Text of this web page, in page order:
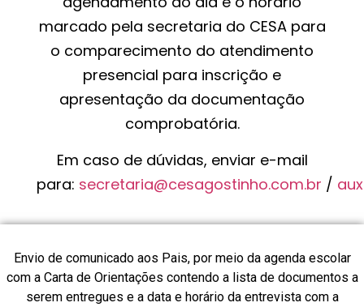
marcado pela secretaria do CESA para
o comparecimento do atendimento
presencial para inscrição e
apresentação da documentação
comprobatória.
Em caso de dúvidas, enviar e-mail
para: secretaria@cesagostinho.com.br /
Envio de comunicado aos Pais, por meio da agenda escolar
com a Carta de Orientações contendo a lista de documentos a
serem entregues e a data e horário da entrevista com a